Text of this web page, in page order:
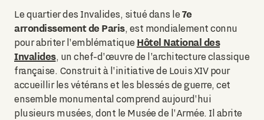
Le quartier des Invalides, situé dans le 7e
arrondissement de Paris, est mondialement connu
pour abriter l'emblématique Hôtel National des
Invalides, un chef-d'œuvre de l'architecture classique
française. Construit à l'initiative de Louis XIV pour
accueillir les vétérans et les blessés de guerre, cet
ensemble monumental comprend aujourd'hui
plusieurs musées, dont le Musée de l'Armée. Il abrite